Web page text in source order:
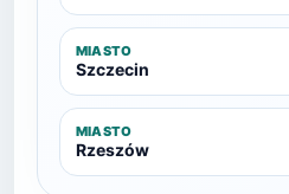
MIASTO
Szczecin
MIASTO
Rzeszów